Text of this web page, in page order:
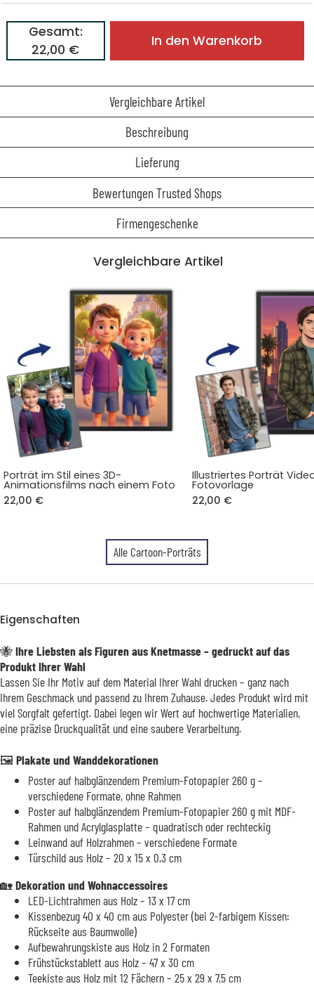
Gesamt:
22,00 €
In den Warenkorb
Vergleichbare Artikel
Beschreibung
Lieferung
Bewertungen Trusted Shops
Firmengeschenke
Vergleichbare Artikel
Porträt im Stil eines 3D-
Animationsfilms nach einem Foto
22,00 €
Illustriertes Porträt
Fotovorlage
22,00 €
Alle Cartoon-Porträts
Eigenschaften
🐝Ihre Liebsten als Figuren aus Knetmasse – gedruckt auf das
Produkt Ihrer Wahl
Lassen Sie Ihr Motiv auf dem Material Ihrer Wahl drucken – ganz nach
Ihrem Geschmack und passend zu Ihrem Zuhause. Jedes Produkt wird mit
viel Sorgfalt gefertigt. Dabei legen wir Wert auf hochwertige Materialien,
eine präzise Druckqualität und eine saubere Verarbeitung.
🖼️Plakate und Wanddekorationen
Poster auf halbglänzendem Premium-Fotopapier 260 g –
verschiedene Formate, ohne Rahmen
Poster auf halbglänzendem Premium-Fotopapier 260 g mit MDF-
Rahmen und Acrylglasplatte – quadratisch oder rechteckig
Leinwand auf Holzrahmen – verschiedene Formate
Türschild aus Holz – 20 x 15 x 0,3 cm
🏡Dekoration und Wohnaccessoires
LED-Lichtrahmen aus Holz – 13 x 17 cm
Kissenbezug 40 x 40 cm aus Polyester (bei 2-farbigem Kissen:
Rückseite aus Baumwolle)
Aufbewahrungskiste aus Holz in 2 Formaten
Frühstückstablett aus Holz – 47 x 30 cm
Teekiste aus Holz mit 12 Fächern – 25 x 29 x 7,5 cm